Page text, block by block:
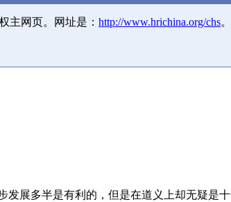
主网页。网址是： http://www.hrichina.org/chs
展多半是有利的，但是在道义上却无疑是